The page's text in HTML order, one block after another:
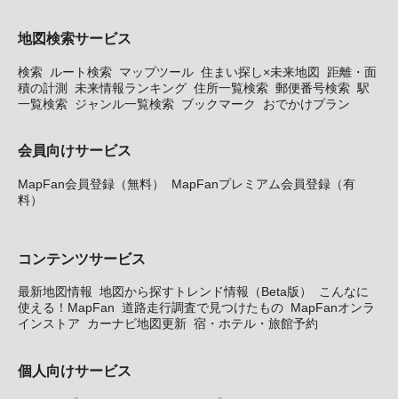
地図検索サービス
検索 ルート検索 マップツール 住まい探し×未来地図
距離・面
積の計測
未来情報ランキング 住所一覧検索 郵便番号検索 駅
一覧検索 ジャンル一覧検索 ブックマーク おでかけプラン
会員向けサービス
MapFan会員登録（無料）
MapFanプレミアム会員登録（有
料）
コンテンツサービス
最新地図情報 地図から探すトレンド情報（Beta版）
こんなに
使える！MapFan 道路走行調査で見つけたもの MapFanオンラ
インストア
カーナビ地図更新 宿・ホテル・旅館予約
個人向けサービス